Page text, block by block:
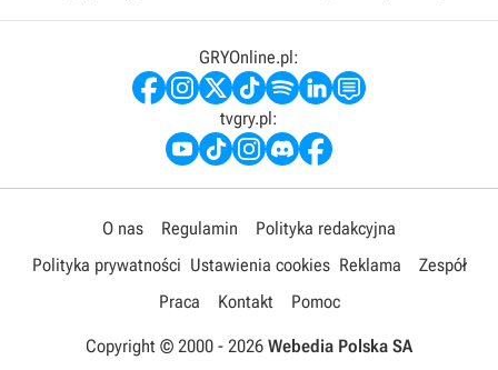
GRYOnline.pl:
tvgry.pl:
O nas Regulamin
Polityka redakcyjna
Polityka prywatności Ustawienia cookies Reklama
Zespół
Praca
Kontakt Pomoc
Copyright © 2000 - 2026 Webedia Polska SA